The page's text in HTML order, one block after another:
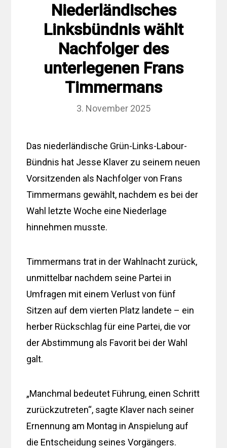
Niederländisches
Linksbündnis wählt
Nachfolger des
unterlegenen Frans
Timmermans
3. November 2025
Das niederländische Grün-Links-Labour-
Bündnis hat Jesse Klaver zu seinem neuen
Vorsitzenden als Nachfolger von Frans
Timmermans gewählt, nachdem es bei der
Wahl letzte Woche eine Niederlage
hinnehmen musste.
Timmermans trat in der Wahlnacht zurück,
unmittelbar nachdem seine Partei in
Umfragen mit einem Verlust von fünf
Sitzen auf dem vierten Platz landete – ein
herber Rückschlag für eine Partei, die vor
der Abstimmung als Favorit bei der Wahl
galt.
„Manchmal bedeutet Führung, einen Schritt
zurückzutreten“, sagte Klaver nach seiner
Ernennung am Montag in Anspielung auf
die Entscheidung seines Vorgängers.